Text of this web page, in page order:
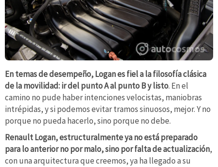
En temas de desempeño, Logan es fiel a la filosofía clásica
de la movilidad: ir del punto A al punto B y listo. En el
camino no pude haber intenciones velocistas, maniobras
intrépidas, y si podemos evitar tramos sinuosos, mejor. Y no
porque no pueda hacerlo, sino porque no debe.
Renault Logan, estructuralmente ya no está preparado
para lo anterior no por malo, sino por falta de actualización,
con una arquitectura que creemos, ya ha llegado a su